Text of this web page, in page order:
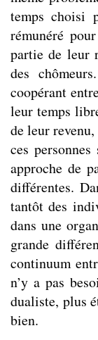
temps choisi
rémunéré
partie de leur
des
coopérant
leur temps
de leur
ces
approche de
différentes.
tantôt des
dans une
grande
continuum
n’y a pas
dualiste, plus
bien.